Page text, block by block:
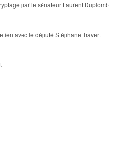
par le sénateur Laurent Duplomb
avec le député Stéphane Travert